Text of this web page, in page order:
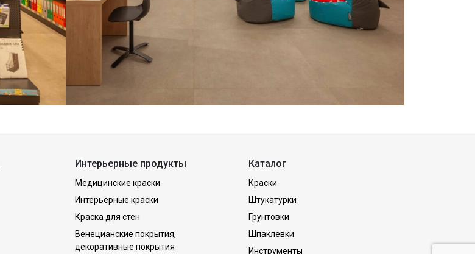
Интерьерные продукты
Медицинские краски
Интерьерные краски
Краска для стен
Венецианские покрытия,
декоративные покрытия
Каталог
Краски
Штукатурки
Грунтовки
Шпаклевки
Инструменты